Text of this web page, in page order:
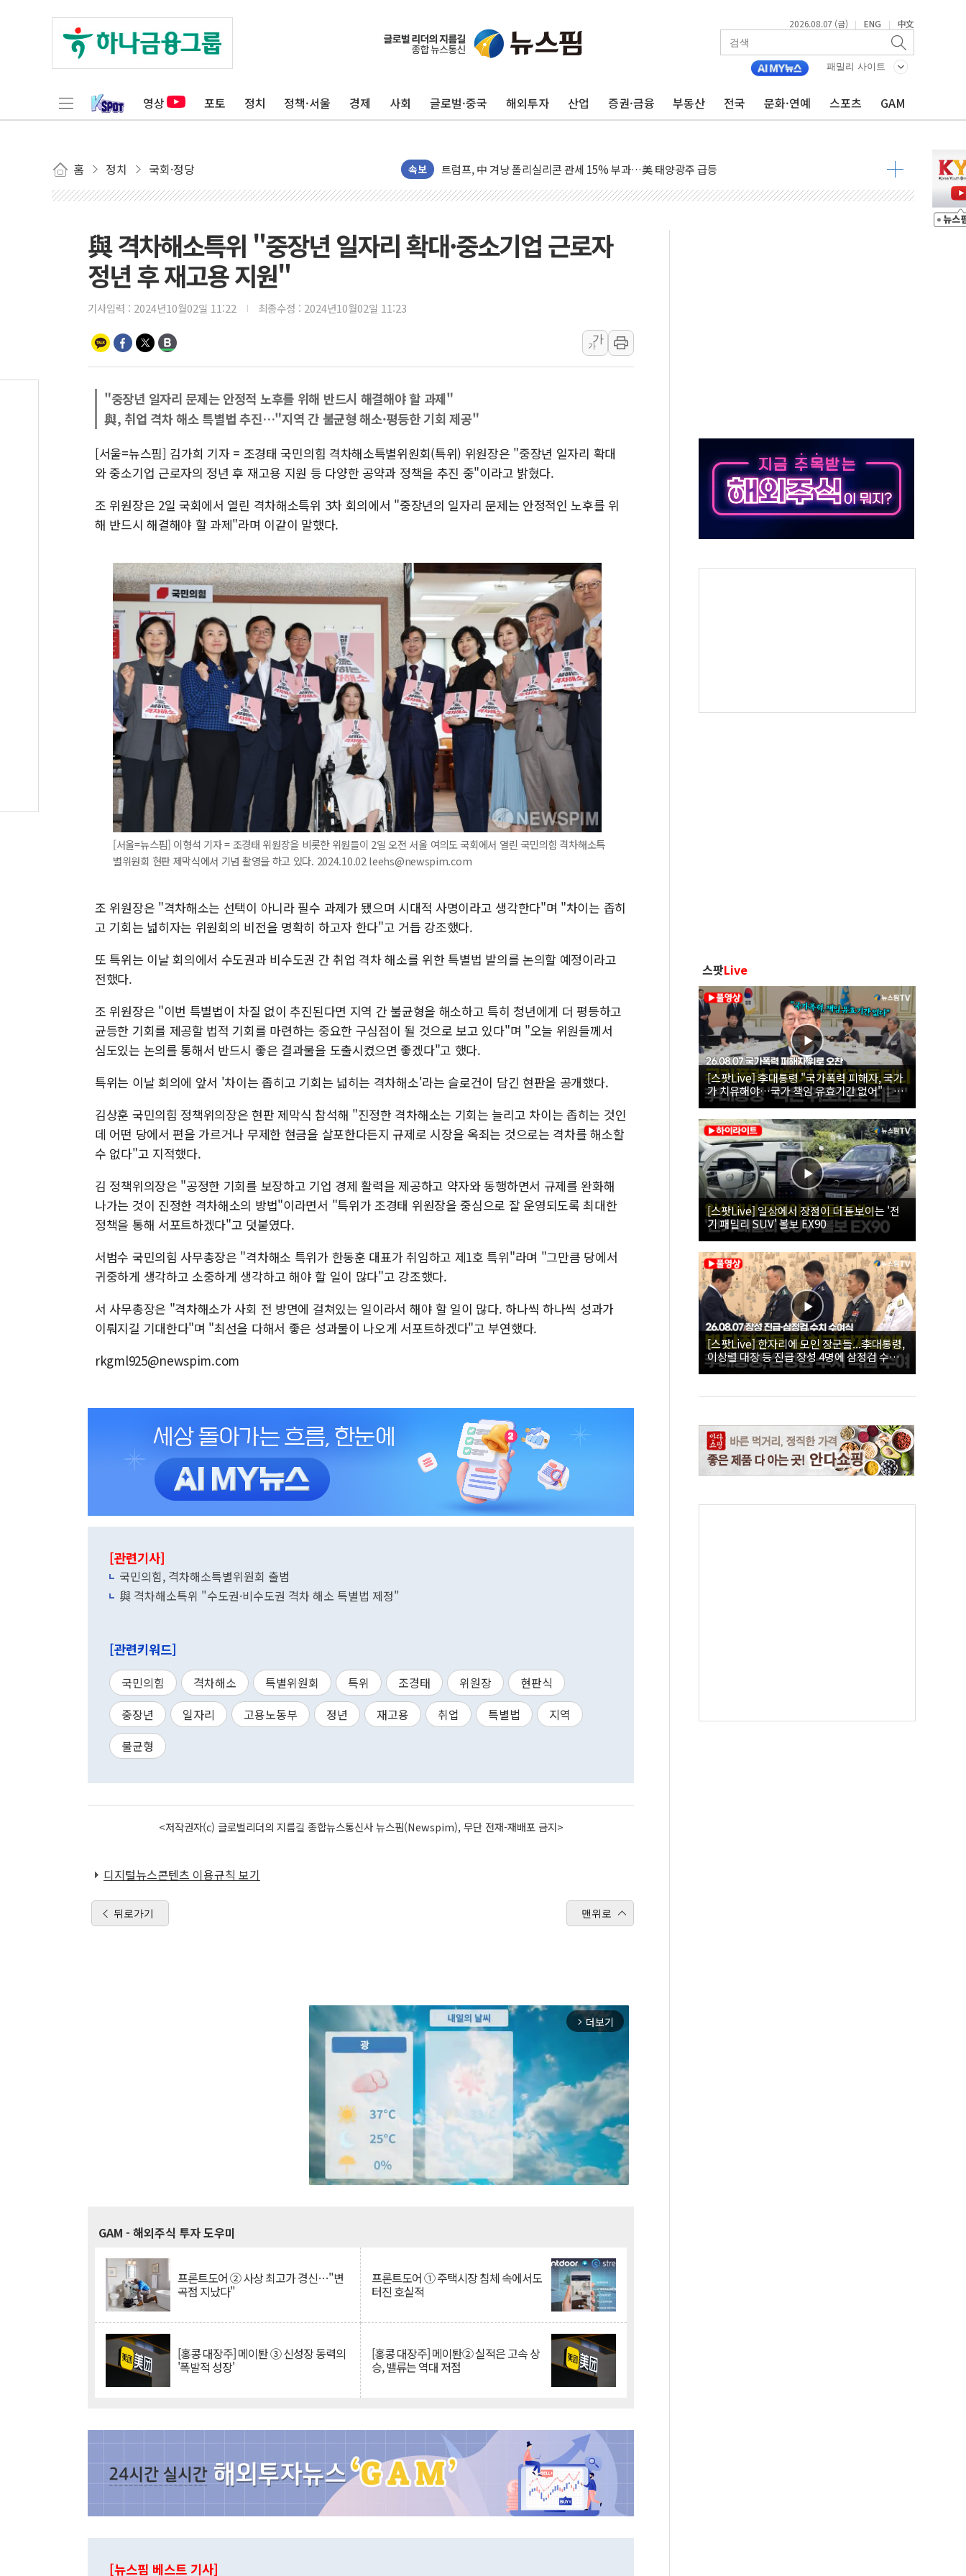
2026.08.07 (금) | ENG | 中文
패밀리 사이트
영상 포토 정치 정책·서울 경제 사회 글로벌·중국 해외투자 산업 증권·금융 부동산 전국 문화·연예 스포츠 GAM
홈 정치 국회·정당 속보
보훈부, 미 DPAA와 MOU… "6·25 미군 실종자 7359명 끝까지 찾겠다"
특정 정치인 측근 포항시 정책특보 내정설...포항시 '시끌'
李 "해남 태양광, 대한민국 다음 100년 밑거름…수도권 집중 완화 전환점"
트럼프, 中 겨냥 폴리실리콘 관세 15% 부과…美 태양광주 급등
[사진] 빈살만과 에르도안의 만남
남동발전, 해남군에 국내 최대 규모 400MW 태양광 착공…여의도 1.6배 규모
[인도증시] 중동 불안 속 유가 상승에 소폭 하락...금융주 낙폭 커
신길동 신축도 3.3㎡당 7250만원…써밋 클라비온 59㎡ 18억원대
용산공원·그린벨트로 또 충돌…반복되는 국토부-서울시 '정책 엇박자'
[코인시황] 비트코인 6만4000달러대 횡보…고래·ETF 매수에도 고유가·금리·입법 지연 '삼중 부담'
[베트남 증시] 유동성 부진 지속, 강보합 마감...석유·가스주 올랐지만 빈그룹이 상쇄
'찜통더위'에 전력수요 역대 최고치 경신…한낮 총수요 104.3GW 기록
후티 반군, 예멘 정부군과 사우디 동시 공격… 위기 고조되는 또 다른 중동 화약고
與 격차해소특위 "중장년 일자리 확대·중소기업 근로자
정년 후 재고용 지원"
기사입력 : 2024년10월02일 11:22 최종수정 : 2024년10월02일 11:23
가
가
"중장년 일자리 문제는 안정적 노후를 위해 반드시 해결해야 할 과제"
與, 취업 격차 해소 특별법 추진…"지역 간 불균형 해소·평등한 기회 제공"
[서울=뉴스핌] 김가희 기자 = 조경태 국민의힘 격차해소특별위원회(특위) 위원장은 "중장년 일자리 확대
와 중소기업 근로자의 정년 후 재고용 지원 등 다양한 공약과 정책을 추진 중"이라고 밝혔다.
조 위원장은 2일 국회에서 열린 격차해소특위 3차 회의에서 "중장년의 일자리 문제는 안정적인 노후를 위
해 반드시 해결해야 할 과제"라며 이같이 말했다.
[서울=뉴스핌] 이형석 기자 = 조경태 위원장을 비롯한 위원들이 2일 오전 서울 여의도 국회에서 열린 국민의힘 격차해소특
별위원회 현판 제막식에서 기념 촬영을 하고 있다. 2024.10.02 leehs@newspim.com
조 위원장은 "격차해소는 선택이 아니라 필수 과제가 됐으며 시대적 사명이라고 생각한다"며 "차이는 좁히
고 기회는 넓히자는 위원회의 비전을 명확히 하고자 한다"고 거듭 강조했다.
또 특위는 이날 회의에서 수도권과 비수도권 간 취업 격차 해소를 위한 특별법 발의를 논의할 예정이라고
전했다.
조 위원장은 "이번 특별법이 차질 없이 추진된다면 지역 간 불균형을 해소하고 특히 청년에게 더 평등하고
균등한 기회를 제공할 법적 기회를 마련하는 중요한 구심점이 될 것으로 보고 있다"며 "오늘 위원들께서
심도있는 논의를 통해서 반드시 좋은 결과물을 도출시켰으면 좋겠다"고 했다.
특위는 이날 회의에 앞서 '차이는 좁히고 기회는 넓히는 격차해소'라는 슬로건이 담긴 현판을 공개했다.
김상훈 국민의힘 정책위의장은 현판 제막식 참석해 "진정한 격차해소는 기회는 늘리고 차이는 좁히는 것인
데 어떤 당에서 편을 가르거나 무제한 현금을 살포한다든지 규제로 시장을 옥죄는 것으로는 격차를 해소할
수 없다"고 지적했다.
김 정책위의장은 "공정한 기회를 보장하고 기업 경제 활력을 제공하고 약자와 동행하면서 규제를 완화해
나가는 것이 진정한 격차해소의 방법"이라면서 "특위가 조경태 위원장을 중심으로 잘 운영되도록 최대한
정책을 통해 서포트하겠다"고 덧붙였다.
서범수 국민의힘 사무총장은 "격차해소 특위가 한동훈 대표가 취임하고 제1호 특위"라며 "그만큼 당에서
귀중하게 생각하고 소중하게 생각하고 해야 할 일이 많다"고 강조했다.
서 사무총장은 "격차해소가 사회 전 방면에 걸쳐있는 일이라서 해야 할 일이 많다. 하나씩 하나씩 성과가
이뤄지길 기대한다"며 "최선을 다해서 좋은 성과물이 나오게 서포트하겠다"고 부연했다.
rkgml925@newspim.com
[관련기사]
국민의힘, 격차해소특별위원회 출범
與 격차해소특위 "수도권·비수도권 격차 해소 특별법 제정"
[관련키워드]
국민의힘 격차해소 특별위원회 특위 조경태 위원장
현판식
중장년
일자리 고용노동부 정년 재고용 취업 특별법
지역
불균형
<저작권자(c) 글로벌리더의 지름길 종합뉴스통신사 뉴스핌(Newspim), 무단 전재-재배포 금지>
디지털뉴스콘텐츠 이용규칙 보기
뒤로가기 맨위로
arrow_forward_ios 더보기
GAM - 해외주식 투자 도우미
프론트도어 ② 사상 최고가 경신…"변
곡점 지났다"
프론트도어 ① 주택시장 침체 속에서도
터진 호실적
[홍콩 대장주] 메이퇀 ③ 신성장 동력의
'폭발적 성장'
[홍콩 대장주] 메이퇀② 실적은 고속 상
승, 밸류는 역대 저점
[뉴스핌 베스트 기사]
스팟Live
[스팟Live] 李대통령 "국가폭력 피해자, 국가
가 치유해야…국가 책임 유효기간 없어"｜
26.08.07 국가폭력 피해자 위로 오찬
[스팟Live] 일상에서 장점이 더 돋보이는 '전
기 패밀리 SUV' 볼보 EX90
[스팟Live] 한자리에 모인 장군들...李대통령,
이상렬 대장 등 진급 장성 4명에 삼정검 수치
직접 수여｜26.08.07 장성 진급·삼정검 수치